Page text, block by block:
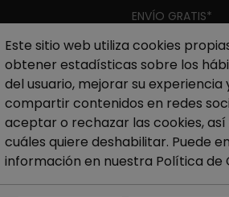
ENVÍO GRATIS*
Hombre Niño Nueva colección
hombre Náutico de piel
Este sitio web utiliza cookies
obtener estadísticas sobre los
del usuario, mejorar su
compartir contenidos en redes
aceptar o rechazar las cookies,
cuáles quiere deshabilitar. Puede
información en nuestra Política de